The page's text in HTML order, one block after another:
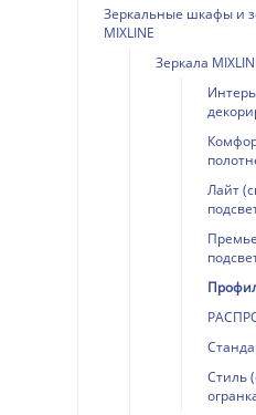
Зеркальные шкафы и
MIXLINE
Зеркала
Лайт
Стиль